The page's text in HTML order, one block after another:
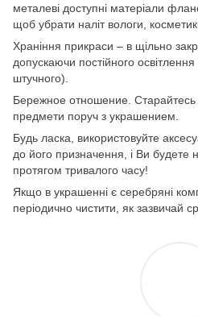
металеві доступні матеріали
щоб убрати наліт вологи,
Храніння прикраси – в щільно
допускаючи постійного
штучного).
Бережное отношение. Старайтесь
предмети поруч з украшением.
Будь ласка, використовуйте
до його призначення, і Ви будете
протягом тривалого часу!
Якщо в украшенні є серебряні
періодично чистити, як зазвичай